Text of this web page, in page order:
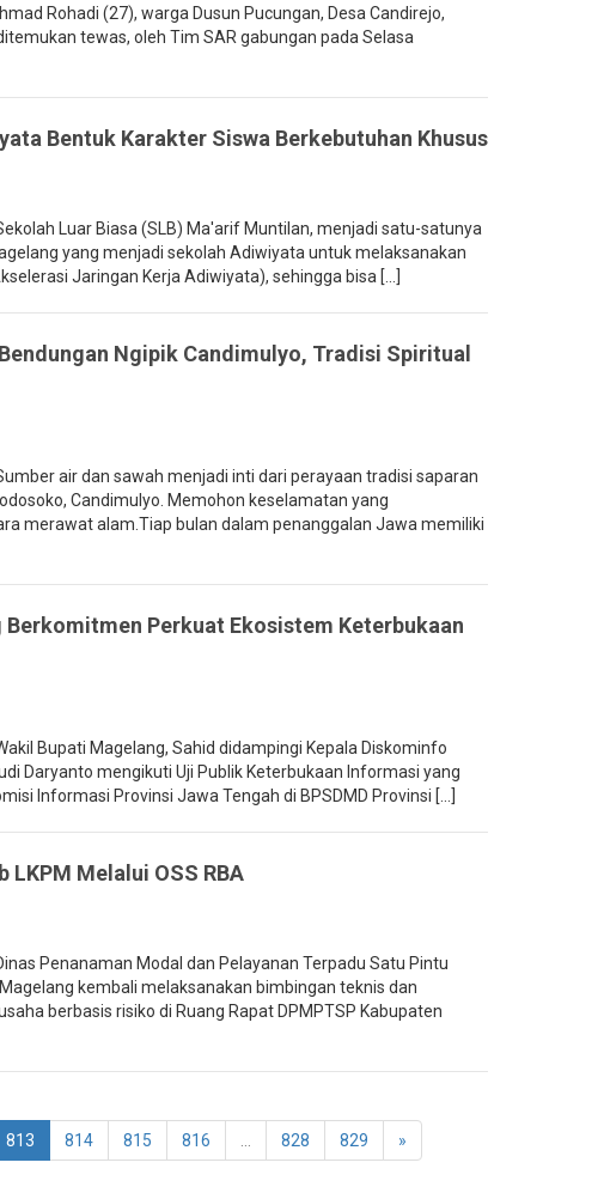
Rohadi (27), warga Dusun Pucungan, Desa Candirejo,
tewas, oleh Tim SAR gabungan pada Selasa
Bentuk Karakter Siswa Berkebutuhan Khusus
Sekolah Luar Biasa (SLB) Ma'arif Muntilan, menjadi satu-satunya
yang menjadi sekolah Adiwiyata untuk melaksanakan
Jaringan Kerja Adiwiyata), sehingga bisa [...]
Ngipik Candimulyo, Tradisi Spiritual
Sumber air dan sawah menjadi inti dari perayaan tradisi saparan
Candimulyo. Memohon keselamatan yang
merawat alam.Tiap bulan dalam penanggalan Jawa memiliki
Berkomitmen Perkuat Ekosistem Keterbukaan
Bupati Magelang, Sahid didampingi Kepala Diskominfo
Daryanto mengikuti Uji Publik Keterbukaan Informasi yang
Informasi Provinsi Jawa Tengah di BPSDMD Provinsi [...]
LKPM Melalui OSS RBA
Penanaman Modal dan Pelayanan Terpadu Satu Pintu
kembali melaksanakan bimbingan teknis dan
berbasis risiko di Ruang Rapat DPMPTSP Kabupaten
813 814 815 816 828 829 »